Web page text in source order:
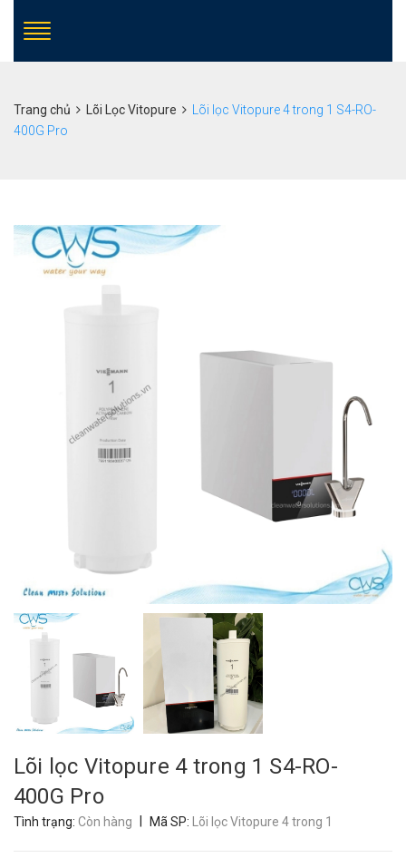
Trang chủ Lõi Lọc Vitopure
Lõi lọc Vitopure 4 trong 1 S4-RO-
400G Pro
Lõi lọc Vitopure 4 trong 1 S4-RO-
400G Pro
Tình trạng: Còn hàng Mã SP: Lõi lọc Vitopure 4 trong 1